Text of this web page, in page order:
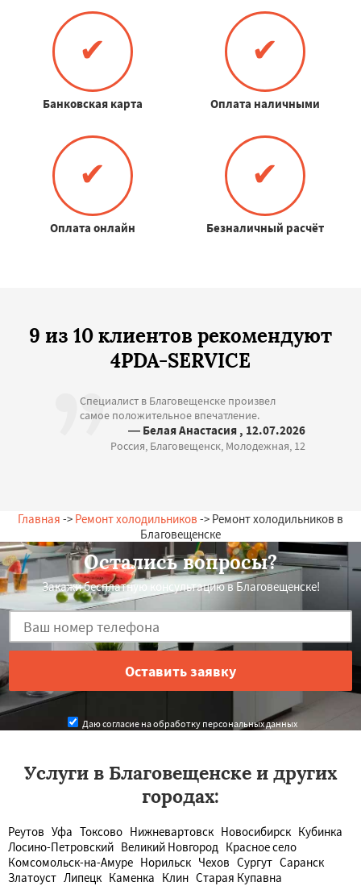
✔
Банковская карта
✔
Оплата наличными
✔
Оплата онлайн
✔
Безналичный расчёт
9 из 10 клиентов рекомендуют
4PDA-SERVICE
Специалист в Благовещенске произвел
самое положительное впечатление.
— Белая Анастасия , 12.07.2026
Россия, Благовещенск, Молодежная, 12
Главная -> Ремонт холодильников -> Ремонт холодильников в
Благовещенске
Остались вопросы?
Закажи бесплатную консультацию в Благовещенске!
Даю согласие на обработку персональных данных
Услуги в Благовещенске и других
городах:
Реутов Уфа Токсово Нижневартовск Новосибирск Кубинка
Лосино-Петровский Великий Новгород Красное село
Комсомольск-на-Амуре Норильск Чехов Сургут Саранск
Златоуст Липецк Каменка Клин Старая Купавна